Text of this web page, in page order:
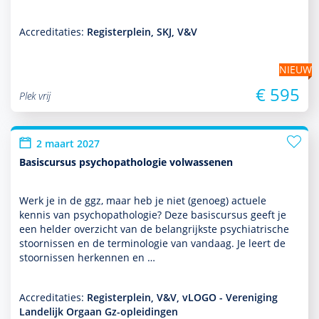
Accreditaties: Registerplein, SKJ, V&V
NIEUW
Plek vrij
€ 595
2 maart 2027
Basiscursus psychopathologie volwassenen
Werk je in de ggz, maar heb je niet (genoeg) actuele
kennis van psycho­patho­logie? Deze basis­cursus geeft je
een helder over­zicht van de belang­rijkste psychia­trische
stoor­nissen en de terminologie van vandaag. Je leert de
stoor­nissen herkennen en …
Accreditaties: Registerplein, V&V, vLOGO - Vereniging
Landelijk Orgaan Gz-opleidingen